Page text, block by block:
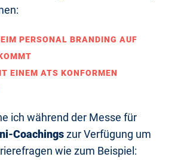
PERSONAL BRANDING AUF
EINEM ATS KONFORMEN
ich während der Messe für
Coachingszur Verfügung um
wie zum Beispiel: